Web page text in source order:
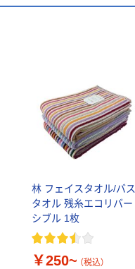
林 フェイスタオル/バス
タオル 残糸エコリバー
シブル 1枚
￥250~ （税込）